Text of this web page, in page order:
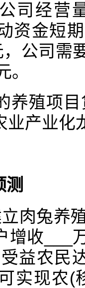
司经营
资金短
公司需
养殖项
业产业化
测
肉兔养
增收___
益农民
实现农(